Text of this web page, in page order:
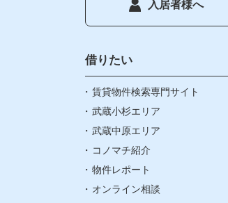
入居者様へ
借りたい
賃貸物件検索専門サイト
武蔵小杉エリア
武蔵中原エリア
コノマチ紹介
物件レポート
オンライン相談